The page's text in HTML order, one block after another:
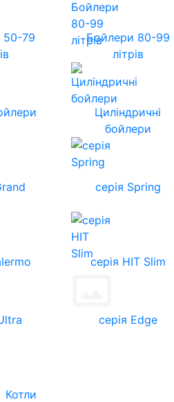
50-79
Бойлери 80-99
літрів
Циліндричні
бойлери
серія Spring
серія HIT Slim
серія Edge
Котли